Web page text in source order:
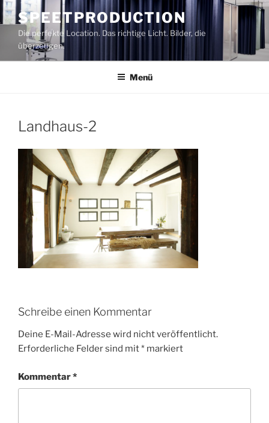
Zum
Inhalt
springen
SPEETPRODUCTION
Die perfekte Location. Das richtige Licht. Bilder, die
überzeugen.
Menü
Landhaus-2
Schreibe einen Kommentar
Deine E-Mail-Adresse wird nicht veröffentlicht.
Erforderliche Felder sind mit* markiert
Kommentar*